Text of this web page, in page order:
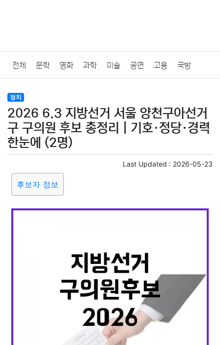
전체 문학 영화 과학 미술 공연 고용 국방
법률
질병 가요 방송 일상 주식 암호화폐 블록체인
결혼 육아 반려동물
요리 상품리뷰
교육 교통 생활 기타
정치
2026 6.3 지방선거 서울 양천구아선거
구 구의원 후보 총정리｜기호·정당·경력
한눈에 (2명)
Last Updated : 2026-05-23
후보자 정보